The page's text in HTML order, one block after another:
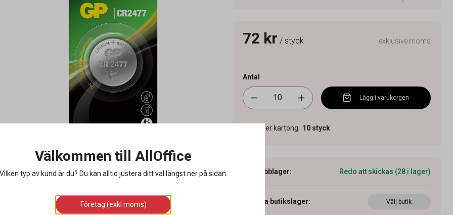
72 kr / styck exklusive moms
Antal
Lägg i varukorgen
Antal per kartong: 10 styck
Webblager: Redo att skickas (28 i lager)
Visa butikslager: Välj butik
Välkommen till AllOffice
Vilken typ av kund är du? Du kan alltid justera ditt val längst ner på sidan.
Företag (exkl moms)